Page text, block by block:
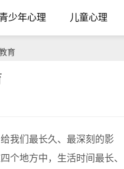
青少年心理 儿童心理
育
我们最长久、最深刻的影
个地方中，生活时间最长、